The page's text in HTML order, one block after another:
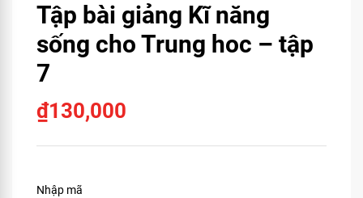
Tập bài giảng Kĩ năng
sống cho Trung hoc – tập
7
₫130,000
Nhập mã